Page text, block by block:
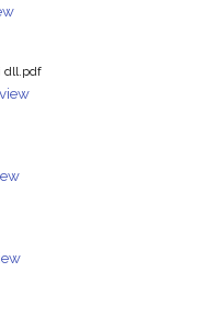
dll.pdf